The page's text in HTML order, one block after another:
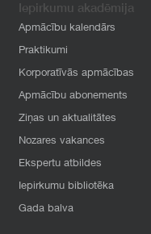
Iepirkumu akadēmija
Apmācību kalendārs
Praktikumi
Korporatīvās apmācības
Apmācību abonements
Ziņas un aktualitātes
Nozares vakances
Ekspertu atbildes
Iepirkumu bibliotēka
Gada balva